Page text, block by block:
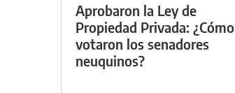
Aprobaron la Ley de
Propiedad Privada: ¿Cómo
votaron los senadores
neuquinos?